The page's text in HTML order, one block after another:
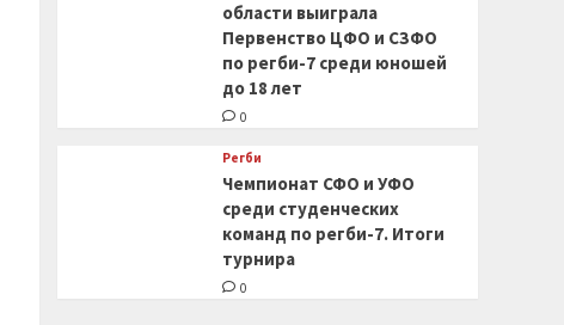
области выиграла
Первенство ЦФО и СЗФО
по регби-7 среди юношей
до 18 лет
0
Регби
Чемпионат СФО и УФО
среди студенческих
команд по регби-7. Итоги
турнира
0